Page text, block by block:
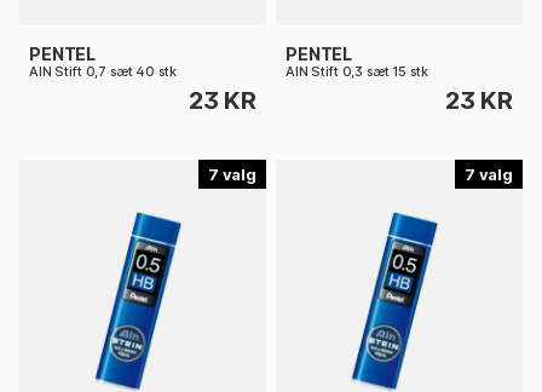
PENTEL
AIN Stift 0,7 sæt 40 stk
23 KR
PENTEL
AIN Stift 0,3 sæt 15 stk
23 KR
7 7